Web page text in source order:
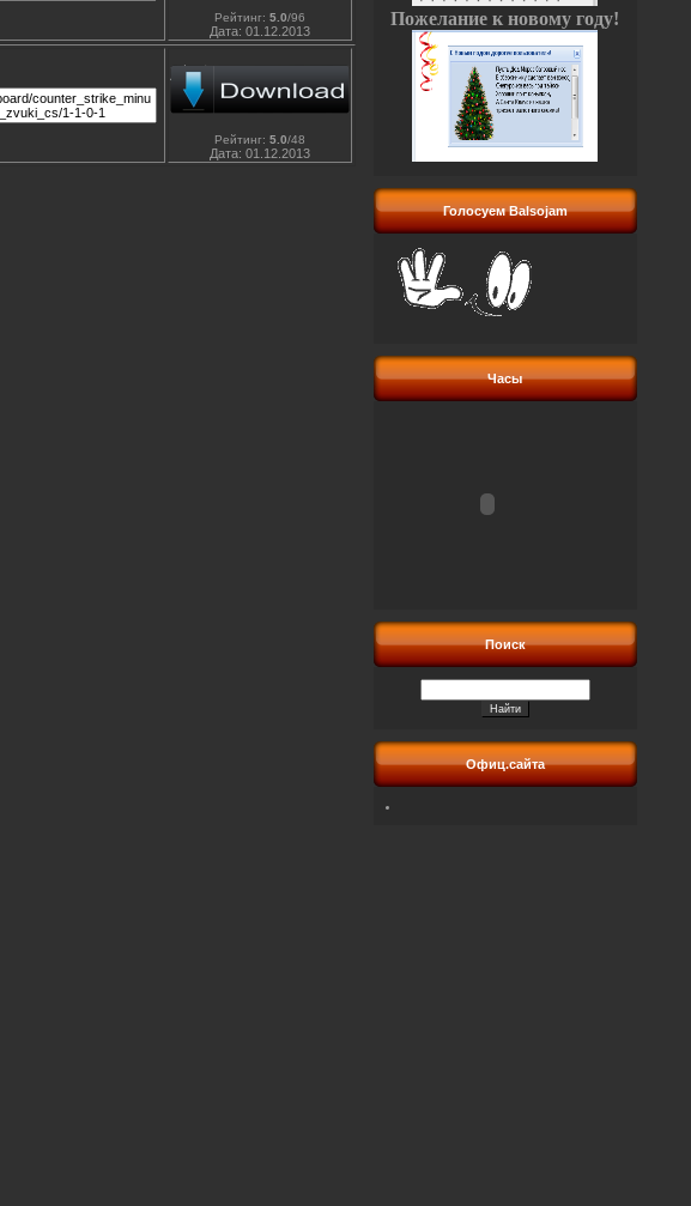
Рейтинг: 5.0/96
Дата: 01.12.2013
Рейтинг: 5.0/48
Дата: 01.12.2013
Пожелание к новому году!
Голосуем Balsojam
Часы
Поиск
Офиц.сайта